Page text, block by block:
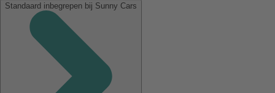
Standaard inbegrepen bij Sunny Cars